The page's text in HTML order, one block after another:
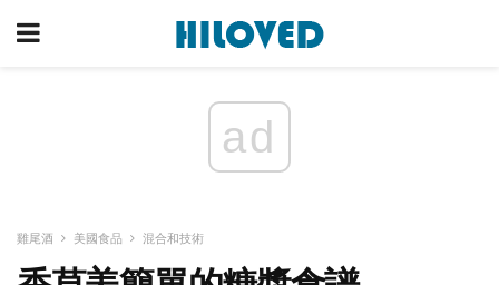
ad
雞尾酒 美國食品 混合和技術